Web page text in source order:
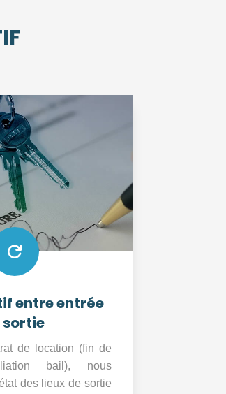

entre entrée
sortie
de location (fin de
bail), nous
des lieux de sortie